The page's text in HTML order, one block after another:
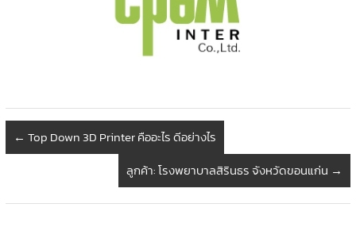
← Top Down 3D Printer คืออะไร ดีอย่างไร
ลูกค้า: โรงพยาบาลสิรินธร จังหวัดขอนแก่น →